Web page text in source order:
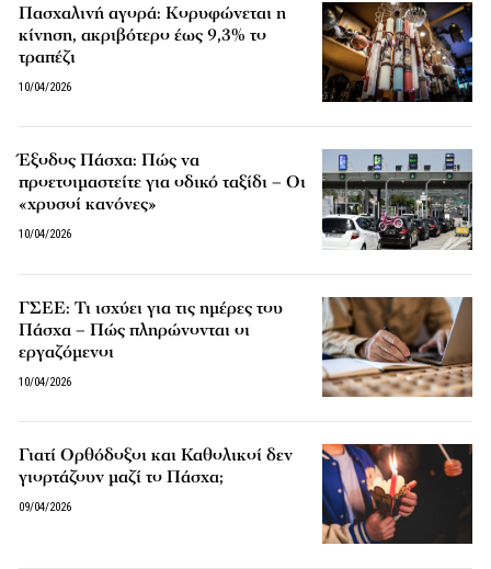
Πασχαλινή αγορά: Κορυφώνεται η
κίνηση, ακριβότερο έως 9,3% το
τραπέζι
10/04/2026
Έξοδος Πάσχα: Πώς να
προετοιμαστείτε για οδικό ταξίδι – Οι
«χρυσοί κανόνες»
10/04/2026
ΓΣΕΕ: Τι ισχύει για τις ημέρες του
Πάσχα – Πώς πληρώνονται οι
εργαζόμενοι
10/04/2026
Γιατί Ορθόδοξοι και Καθολικοί δεν
γιορτάζουν μαζί το Πάσχα;
09/04/2026